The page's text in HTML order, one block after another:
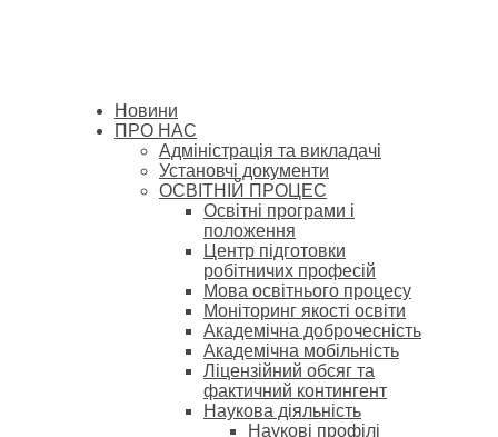
Новини
ПРО НАС
Адміністрація та викладачі
Установчі документи
ОСВІТНІЙ ПРОЦЕС
Освітні програми і
положення
Центр підготовки
робітничих професій
Мова освітнього процесу
Моніторинг якості освіти
Академічна доброчесність
Академічна мобільність
Ліцензійний обсяг та
фактичний контингент
Наукова діяльність
Наукові профілі